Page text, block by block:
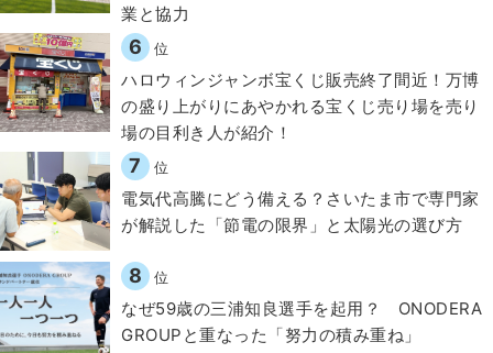
業と協力
6 位
ハロウィンジャンボ宝くじ販売終了間近！万博
の盛り上がりにあやかれる宝くじ売り場を売り
場の目利き人が紹介！
7 位
電気代高騰にどう備える？さいたま市で専門家
が解説した「節電の限界」と太陽光の選び方
8 位
なぜ59歳の三浦知良選手を起用？ ONODERA
GROUPと重なった「努力の積み重ね」